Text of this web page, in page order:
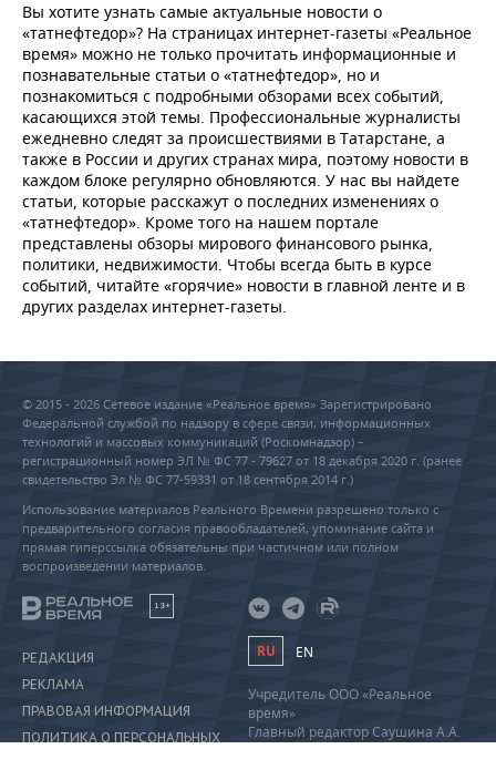
Вы хотите узнать самые актуальные новости о
«татнефтедор»? На страницах интернет-газеты «Реальное
время» можно не только прочитать информационные и
познавательные статьи о «татнефтедор», но и
познакомиться с подробными обзорами всех событий,
касающихся этой темы. Профессиональные журналисты
ежедневно следят за происшествиями в Татарстане, а
также в России и других странах мира, поэтому новости в
каждом блоке регулярно обновляются. У нас вы найдете
статьи, которые расскажут о последних изменениях о
«татнефтедор». Кроме того на нашем портале
представлены обзоры мирового финансового рынка,
политики, недвижимости. Чтобы всегда быть в курсе
событий, читайте «горячие» новости в главной ленте и в
других разделах интернет-газеты.
© 2015 - 2026 Сетевое издание «Реальное время» Зарегистрировано
Федеральной службой по надзору в сфере связи, информационных
технологий и массовых коммуникаций (Роскомнадзор) –
регистрационный номер ЭЛ № ФС 77 - 79627 от 18 декабря 2020 г. (ранее
свидетельство Эл № ФС 77-59331 от 18 сентября 2014 г.)
Использование материалов Реального Времени разрешено только с
предварительного согласия правообладателей, упоминание сайта и
прямая гиперссылка обязательны при частичном или полном
воспроизведении материалов.
18+
РЕДАКЦИЯ
РЕКЛАМА
ПРАВОВАЯ ИНФОРМАЦИЯ
ПОЛИТИКА О ПЕРСОНАЛЬНЫХ
RU EN
Учредитель ООО «Реальное
время»
Главный редактор Саушина А.А.